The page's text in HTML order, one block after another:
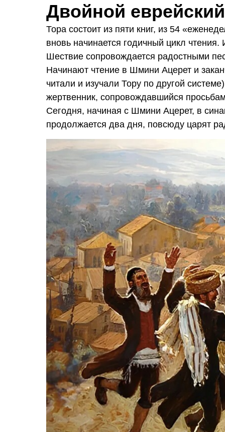
Двойной
Тора состоит из пяти книг, из 54
вновь начинается годичный цикл
Шествие сопровождается радостными
Начинают чтение в Шмини Ацерет и
читали и изучали Тору по другой
жертвенник, сопровождавшийся
Сегодня, начиная с Шмини Ацерет, в
продолжается два дня, повсюду царят